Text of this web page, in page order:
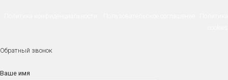
Обратный звонок
Ваше имя